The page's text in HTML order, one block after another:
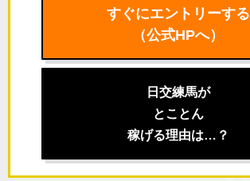
すぐにエントリーする
（公式HPへ）
日交練馬が
とことん
稼げる理由は…？